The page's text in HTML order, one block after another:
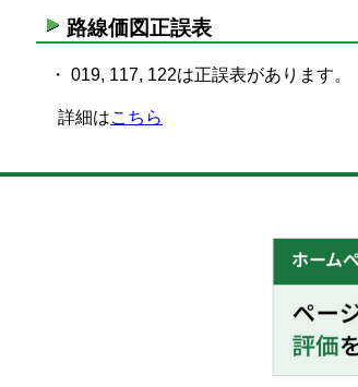
路線価図正誤表
・ 019, 117, 122は正誤表があります。
詳細はこちら